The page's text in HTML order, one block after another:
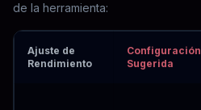
de la herramienta:
Ajuste de
Rendimiento
Configuración
Sugerida